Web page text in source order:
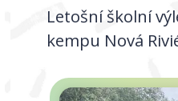
Letošní školní
kempu Nová